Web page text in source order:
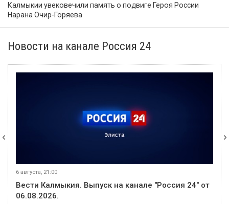
Калмыкии увековечили память о подвиге Героя России
Нарана Очир-Горяева
Новости на канале Россия 24
6 августа, 21:00
Вести Калмыкия. Выпуск на канале "Россия 24" от
06.08.2026.